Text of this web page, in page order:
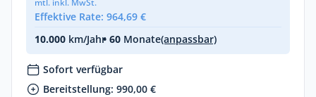
mtl. inkl. MwSt.
Effektive Rate: 964,69 €
10.000 km/Jahr• 60 Monate(anpassbar)
Sofort verfügbar
Bereitstellung: 990,00 €